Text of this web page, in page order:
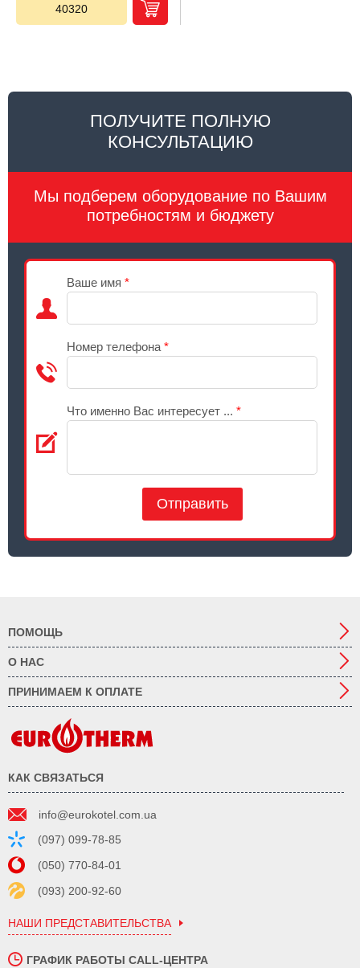
40320
ПОЛУЧИТЕ ПОЛНУЮ
КОНСУЛЬТАЦИЮ
Мы подберем оборудование по Вашим
потребностям и бюджету
Ваше имя *
Номер телефона *
Что именно Вас интересует ... *
Отправить
ПОМОЩЬ
О НАС
ПРИНИМАЕМ К ОПЛАТЕ
КАК СВЯЗАТЬСЯ
info@eurokotel.com.ua
(097) 099-78-85
(050) 770-84-01
(093) 200-92-60
НАШИ ПРЕДСТАВИТЕЛЬСТВА
ГРАФИК РАБОТЫ CALL-ЦЕНТРА